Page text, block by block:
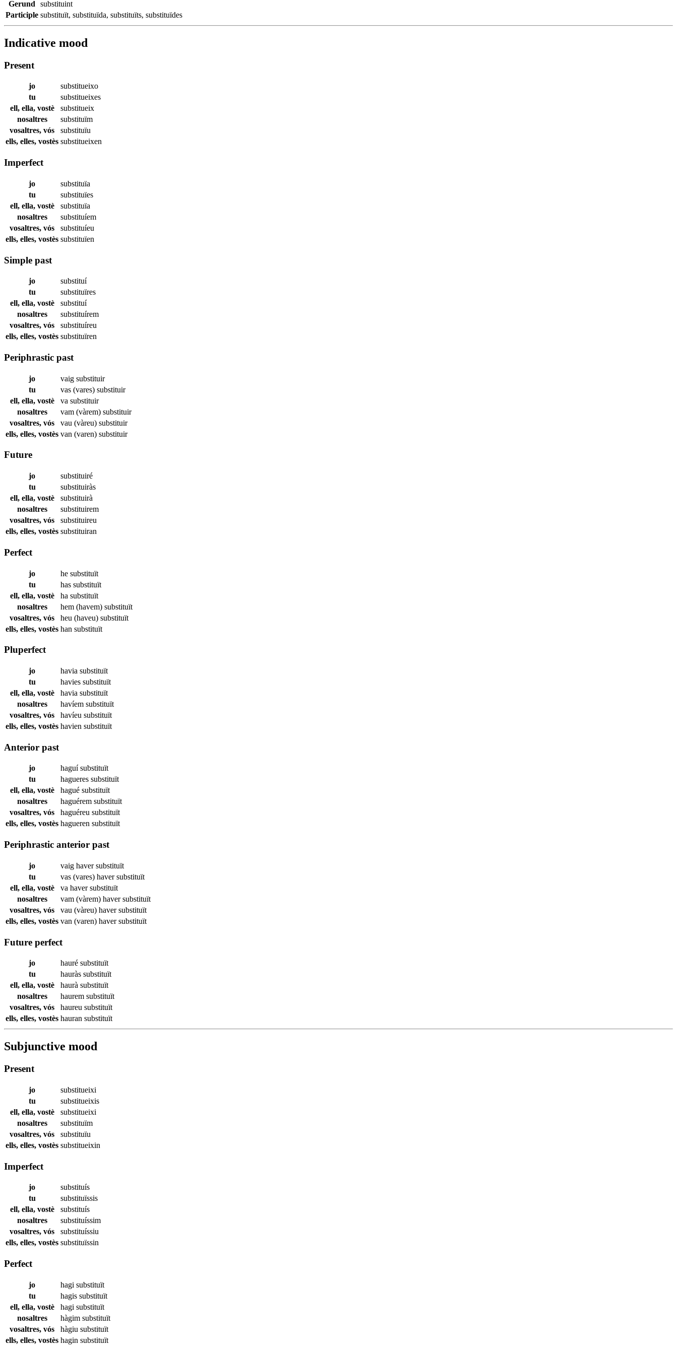
Gerund
substituint
Participle substituït, substituïda, substituïts, substituïdes
Indicative mood
Present
jo
substitueixo
tu
substitueixes
ell, ella, vostè
substitueix
nosaltres
substituïm
vosaltres, vós
substituïu
ells, elles, vostès substitueixen
Imperfect
jo
substituïa
tu
substituïes
ell, ella, vostè
substituïa
nosaltres
substituíem
vosaltres, vós
substituíeu
ells, elles, vostès substituïen
Simple past
jo
substituí
tu
substituïres
ell, ella, vostè
substituí
nosaltres
substituírem
vosaltres, vós
substituíreu
ells, elles, vostès substituïren
Periphrastic past
jo vaig substituir
tu
vas (vares) substituir
ell, ella, vostè
va substituir
nosaltres
vam (vàrem) substituir
vosaltres, vós
vau (vàreu) substituir
ells, elles, vostès van (varen) substituir
Future
jo
substituiré
tu
substituiràs
ell, ella, vostè
substituirà
nosaltres
substituirem
vosaltres, vós
substituireu
ells, elles, vostès substituiran
Perfect
jo he substituït
tu
has substituït
ell, ella, vostè
ha substituït
nosaltres
hem (havem) substituït
vosaltres, vós
heu (haveu) substituït
ells, elles, vostès han substituït
Pluperfect
jo havia substituït
tu
havies substituït
ell, ella, vostè
havia substituït
nosaltres
havíem substituït
vosaltres, vós
havíeu substituït
ells, elles, vostès havien substituït
Anterior past
jo haguísubstituït
tu
hagueres substituït
ell, ella, vostè
hagué substituït
nosaltres
haguérem substituït
vosaltres, vós
haguéreu substituït
ells, elles, vostès hagueren substituït
Periphrastic anterior past
jo vaig haversubstituït
tu
vas (vares) haversubstituït
ell, ella, vostè
va haversubstituït
nosaltres
vam (vàrem) haversubstituït
vosaltres, vós
vau (vàreu) haversubstituït
ells, elles, vostès van (varen) haversubstituït
Future perfect
jo hauré substituït
tu
hauràs substituït
ell, ella, vostè
haurà substituït
nosaltres
haurem substituït
vosaltres, vós
haureu substituït
ells, elles, vostès hauran substituït
Subjunctive mood
Present
jo
substitueixi
tu
substitueixis
ell, ella, vostè
substitueixi
nosaltres
substituïm
vosaltres, vós
substituïu
ells, elles, vostès substitueixin
Imperfect
jo
substituís
tu
substituïssis
ell, ella, vostè
substituís
nosaltres
substituíssim
vosaltres, vós
substituíssiu
ells, elles, vostès substituïssin
Perfect
jo hagi substituït
tu
hagis substituït
ell, ella, vostè
hagi substituït
nosaltres
hàgim substituït
vosaltres, vós
hàgiu substituït
ells, elles, vostès hagin substituït